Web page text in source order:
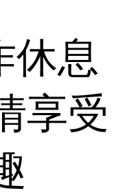
休息
享受